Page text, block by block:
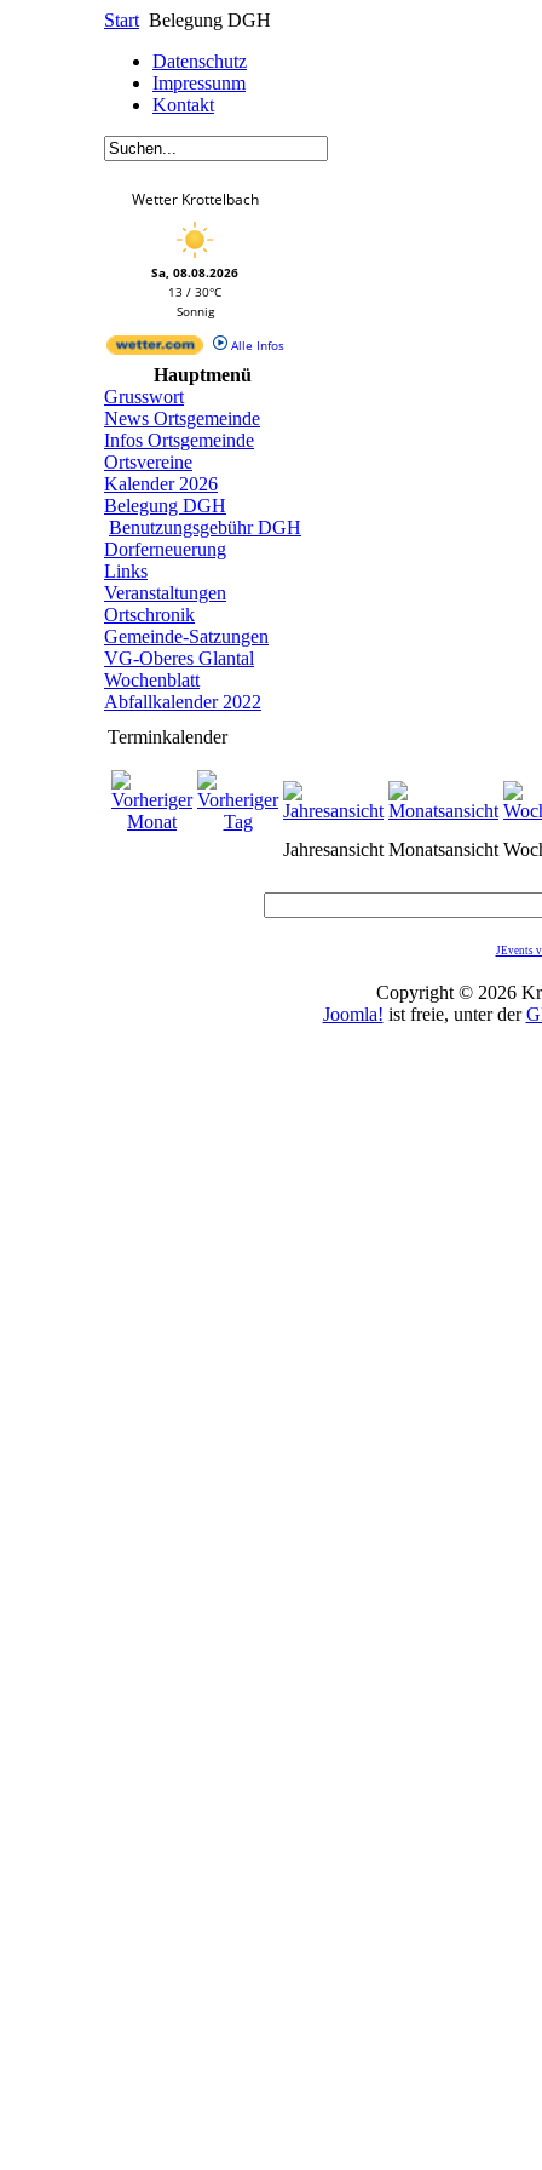
Start Belegung DGH
Datenschutz
Impressunm
Kontakt
Wetter Krottelbach
Sa, 08.08.2026
13 / 30°C
Sonnig
Alle Infos
Hauptmenü
Grusswort
News Ortsgemeinde
Infos Ortsgemeinde
Ortsvereine
Kalender 2026
Belegung DGH
Benutzungsgebühr DGH
Dorferneuerung
Links
Veranstaltungen
Ortschronik
Gemeinde-Satzungen
VG-Oberes Glantal
Wochenblatt
Abfallkalender 2022
Terminkalender
Jahresansicht Monatsansicht
JEvents
Copyright © 2026
Joomla! ist freie, unter der